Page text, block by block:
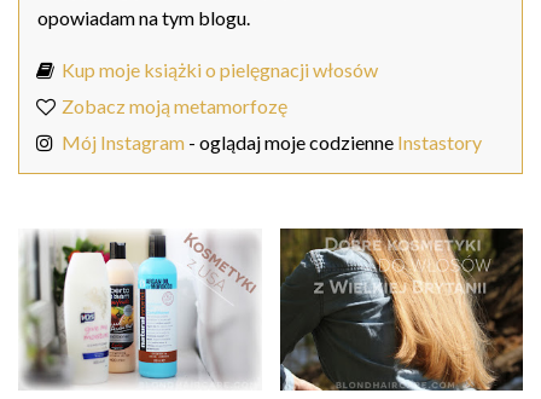
opowiadam na tym blogu.
Kup moje książki o pielęgnacji włosów
Zobacz moją metamorfozę
Mój Instagram - oglądaj moje codzienne Instastory